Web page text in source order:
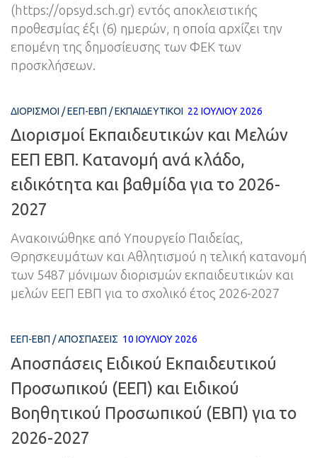
(https://opsyd.sch.gr) εντός αποκλειστικής
προθεσμίας έξι (6) ημερών, η οποία αρχίζει την
επομένη της δημοσίευσης των ΦΕΚ των
προσκλήσεων.
ΔΙΟΡΙΣΜΟΊ /ΕΕΠ-ΕΒΠ /ΕΚΠΑΙΔΕΥΤΙΚΟΊ 22 ΙΟΥΛΊΟΥ 2026
Διορισμοί Εκπαιδευτικών και Μελών
ΕΕΠ ΕΒΠ. Κατανομή ανά κλάδο,
ειδικότητα και βαθμίδα για το 2026-
2027
Ανακοινώθηκε από Υπουργείο Παιδείας,
Θρησκευμάτων και Αθλητισμού η τελική κατανομή
των 5487 μόνιμων διορισμών εκπαιδευτικών και
μελών ΕΕΠ ΕΒΠ για το σχολικό έτος 2026-2027
ΕΕΠ-ΕΒΠ /ΑΠΟΣΠΆΣΕΙΣ 10 ΙΟΥΛΊΟΥ 2026
Αποσπάσεις Ειδικού Εκπαιδευτικού
Προσωπικού (ΕΕΠ) και Ειδικού
Βοηθητικού Προσωπικού (ΕΒΠ) για το
2026-2027